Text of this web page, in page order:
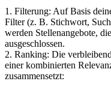
1. Filterung: Auf Basis
Filter (z. B. Stichwort,
werden Stellenangebote,
ausgeschlossen.
2. Ranking: Die
einer kombinierten
zusammensetzt: